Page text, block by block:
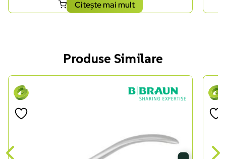
Citește mai mult
Produse Similare